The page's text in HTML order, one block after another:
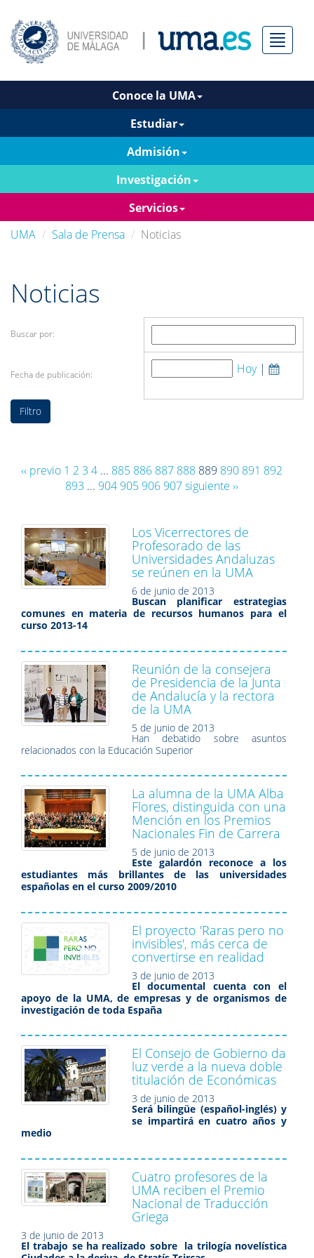
Menú
Conoce la UMA
Estudiar
Admisión
Investigación
Servicios
UMA
Sala de Prensa Noticias
Noticias
Buscar por:
Fecha de publicación: Hoy|
‹‹ previo 1 2 3 4... 885 886 887 888 889 890 891 892
893 ... 904 905 906 907 siguiente ››
Los Vicerrectores de
Profesorado de las
Universidades Andaluzas
se reúnen en la UMA
6 de junio de 2013
Buscan planificar estrategias
comunes en materia de recursos humanos para el
curso 2013-14
Reunión de la consejera
de Presidencia de la Junta
de Andalucía y la rectora
de la UMA
5 de junio de 2013
Han debatido sobre asuntos
relacionados con la Educación Superior
La alumna de la UMA Alba
Flores, distinguida con una
Mención en los Premios
Nacionales Fin de Carrera
5 de junio de 2013
Este galardón reconoce a los
estudiantes más brillantes de las universidades
españolas en el curso 2009/2010
El proyecto 'Raras pero no
invisibles', más cerca de
convertirse en realidad
3 de junio de 2013
El documental cuenta con el
apoyo de la UMA, de empresas y de organismos de
investigación de toda España
El Consejo de Gobierno da
luz verde a la nueva doble
titulación de Económicas
3 de junio de 2013
Será bilingüe (español-inglés) y
se impartirá en cuatro años y
medio
Cuatro profesores de la
UMA reciben el Premio
Nacional de Traducción
Griega
3 de junio de 2013
El trabajo se ha realizado sobre la trilogía novelística